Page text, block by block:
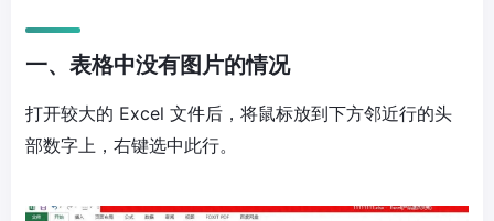
一、表格中没有图片的情况
打开较大的 Excel 文件后，将鼠标放到下方邻近行的头
部数字上，右键选中此行。